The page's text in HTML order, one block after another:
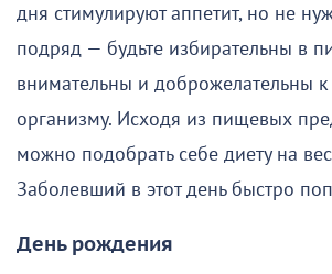
дня стимулируют аппетит, но не
подряд — будьте избирательны в
внимательны и доброжелательны к
организму. Исходя из пищевых
можно подобрать себе диету на
Заболевший в этот день быстро
День рождения